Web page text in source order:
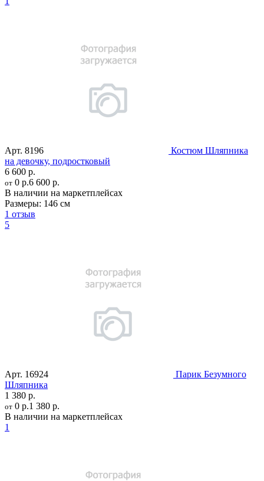
Арт. 8196
Костюм Шляпника
на девочку, подростковый
6 600 р.
от 0 р.6 600 р.
В наличии на маркетплейсах
Размеры: 146 см
1 отзыв
5
Арт. 16924
Парик Безумного
Шляпника
1 380 р.
от 0 р.1 380 р.
В наличии на маркетплейсах
1